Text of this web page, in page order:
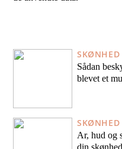
SKØNHED
Sådan
blevet et
SKØNHED
Ar, hud og
din